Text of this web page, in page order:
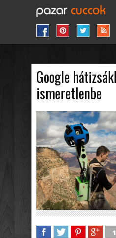
Google
ismeretlenbe